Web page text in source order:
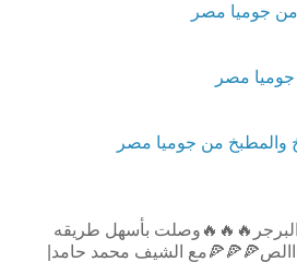
من جوميا مصر
مصر
والمطبخ من جوميا مصر
البرجر🔥🔥🔥وصلت بأسهل طريقه
الشيف محمد حامد|